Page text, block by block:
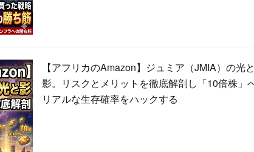
【アフリカのAmazon】ジュミア（JMIA）の光と
影。リスクとメリットを徹底解剖し「10倍株」
リアルな生存確率をハックする